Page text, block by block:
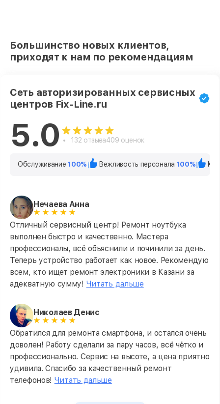
Большинство новых клиентов,
приходят к нам по рекомендациям
Сеть авторизированных сервисных
центров Fix-Line.ru
5.0 132 отзыва409 оценок
Обслуживание100% Вежливость персонала 100%
Нечаева Анна
Отличный сервисный центр! Ремонт ноутбука
выполнен быстро и качественно. Мастера
профессионалы, всё объяснили и починили за день.
Теперь устройство работает как новое. Рекомендую
всем, кто ищет ремонт электроники в Казани за
адекватную сумму! Читать дальше
Николаев Денис
Обратился для ремонта смартфона, и остался очень
доволен! Работу сделали за пару часов, всё чётко и
профессионально. Сервис на высоте, а цена приятно
удивила. Спасибо за качественный ремонт
телефонов! Читать дальше